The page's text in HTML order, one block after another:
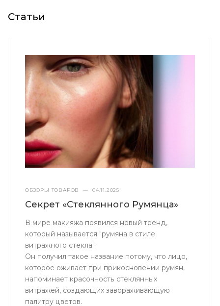
Статьи
ОБЗОРЫ ТОВАРОВ — 04.11.2025
Секрет «Стеклянного Румянца»
В мире макияжа появился новый тренд,
который называется "румяна в стиле
витражного стекла".
Он получил такое название потому, что лицо,
которое оживает при прикосновении румян,
напоминает красочность стеклянных
витражей, создающих завораживающую
палитру цветов.